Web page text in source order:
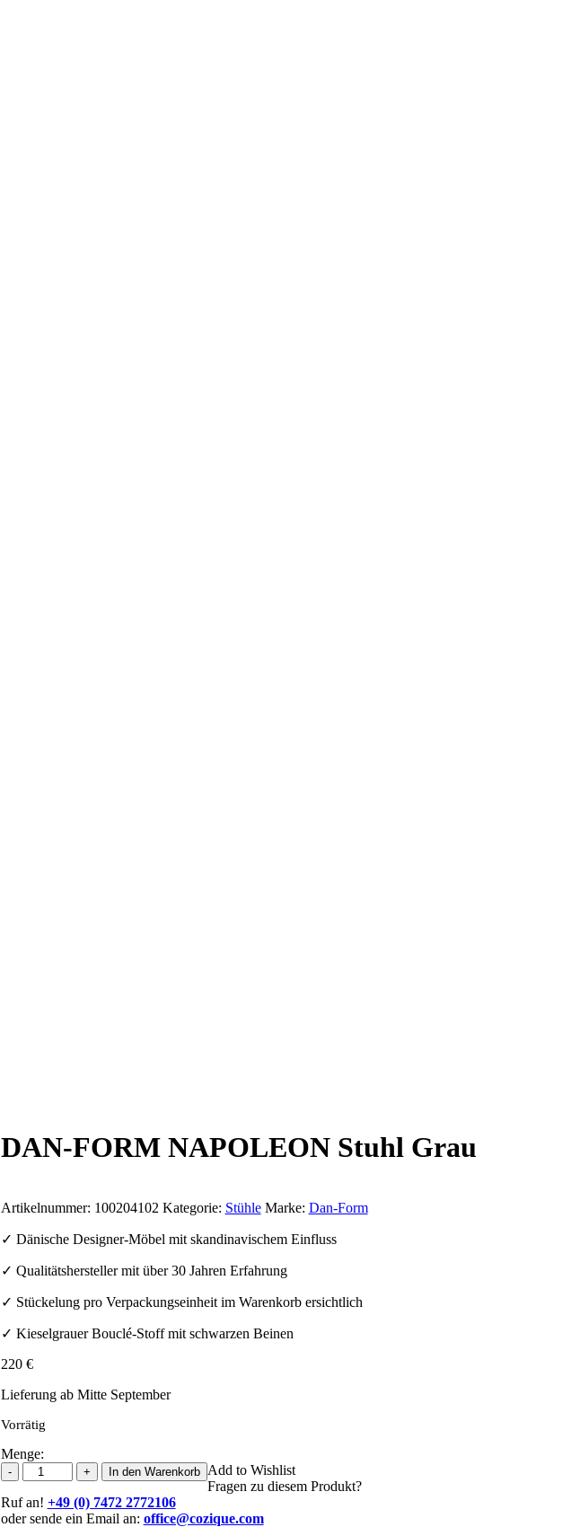
DAN-FORM NAPOLEON Stuhl Grau
Artikelnummer: 100204102 Kategorie: Stühle Marke: Dan-Form
✓ Dänische Designer-Möbel mit skandinavischem Einfluss
✓ Qualitätshersteller mit über 30 Jahren Erfahrung
✓ Stückelung pro Verpackungseinheit im Warenkorb ersichtlich
✓ Kieselgrauer Bouclé-Stoff mit schwarzen Beinen
220 €
Lieferung ab Mitte September
Vorrätig
Menge:
-
DAN-
FORM
NAPOLEON
Stuhl
+ In den Warenkorb Add to Wishlist
Fragen zu diesem Produkt?
Ruf an! +49 (0) 7472 2772106
oder sende ein Email an: office@cozique.com